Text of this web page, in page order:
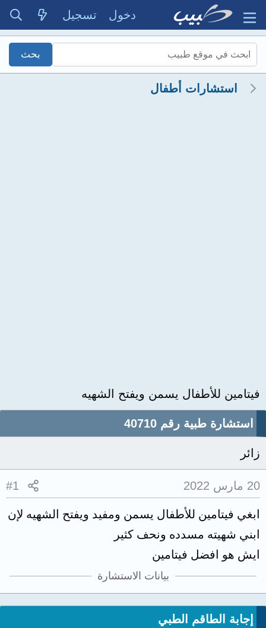
دخول تسجيل
استشارات أطفال
فيتامين للأطفال يسمن ويفتح الشهيه
استشارة طبية رقم 40710
زائر
20 مارس 2022 #1
ابغي فيتامين للأطفال يسمن ومفيد ويفتح الشهيه لإن
ابني شهيته مسدده ونحف كثير
ايش هو افضل فيتامين
بيانات الاستشارة
إجابة الطاقم الطبي